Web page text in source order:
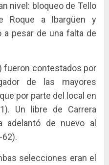
nivel: bloqueo de Tello
Roque a Ibargüen y
pesar de una falta de
fueron contestados por
de las mayores
por parte del local en
Un libre de Carrera
adelantó de nuevo al
selecciones eran el